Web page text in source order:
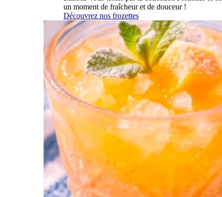
un moment de fraîcheur et de douceur !
Découvrez nos frozettes